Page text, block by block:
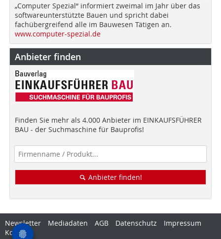
„Computer Spezial“ informiert zweimal im Jahr über das
softwareunterstützte Bauen und spricht dabei
fachübergreifend alle im Bauwesen Tätigen an.
www.computer-spezial.de
Anbieter finden
Finden Sie mehr als 4.000 Anbieter im EINKAUFSFÜHRER
BAU - der Suchmaschine für Bauprofis!
Anbieter finden!
Newsletter Mediadaten AGB Datenschutz
Impressum
Kontakt